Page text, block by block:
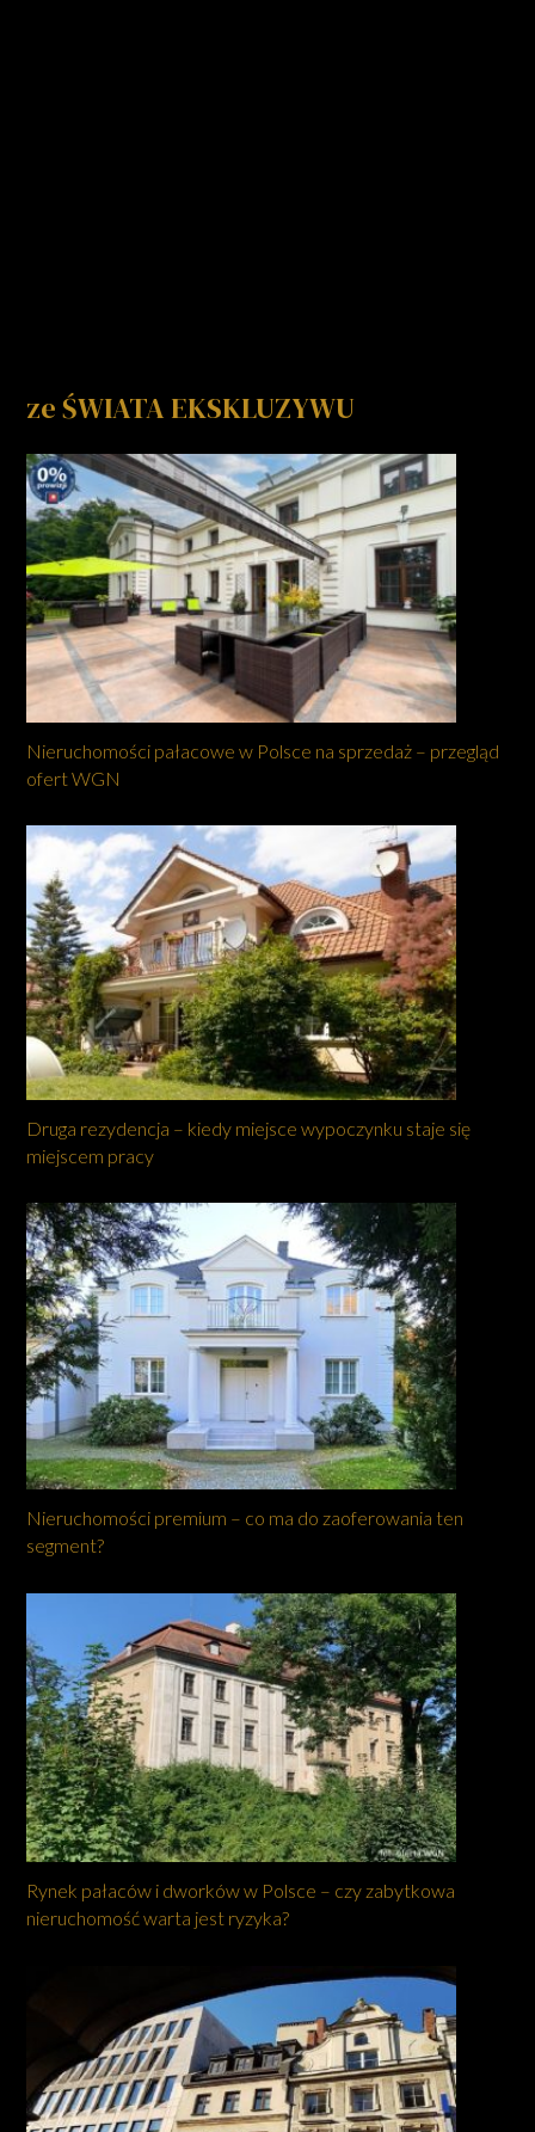
ze ŚWIATA EKSKLUZYWU
Nieruchomości pałacowe w Polsce na sprzedaż – przegląd
ofert WGN
Druga rezydencja – kiedy miejsce wypoczynku staje się
miejscem pracy
Nieruchomości premium – co ma do zaoferowania ten
segment?
Rynek pałaców i dworków w Polsce – czy zabytkowa
nieruchomość warta jest ryzyka?